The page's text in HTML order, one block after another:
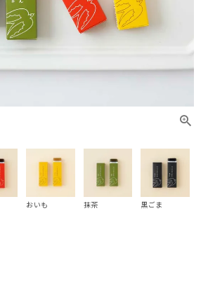
おいも 抹茶 黒ごま